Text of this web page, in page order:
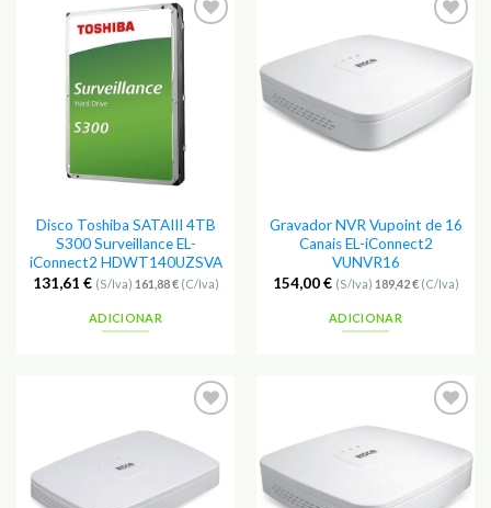
Adicionar
Favoritos
Disco Toshiba SATAIII 4TB
S300 Surveillance EL-
iConnect2 HDWT140UZSVA
131,61 € (S/Iva) 161,88€(C/Iva)
ADICIONAR
aos
Gravador NVR Vupoint de 16
Canais EL-iConnect2
VUNVR16
154,00€ (S/Iva) 189,42€(C/Iva)
ADICIONAR
aos
Favoritos
Adicionar
aos